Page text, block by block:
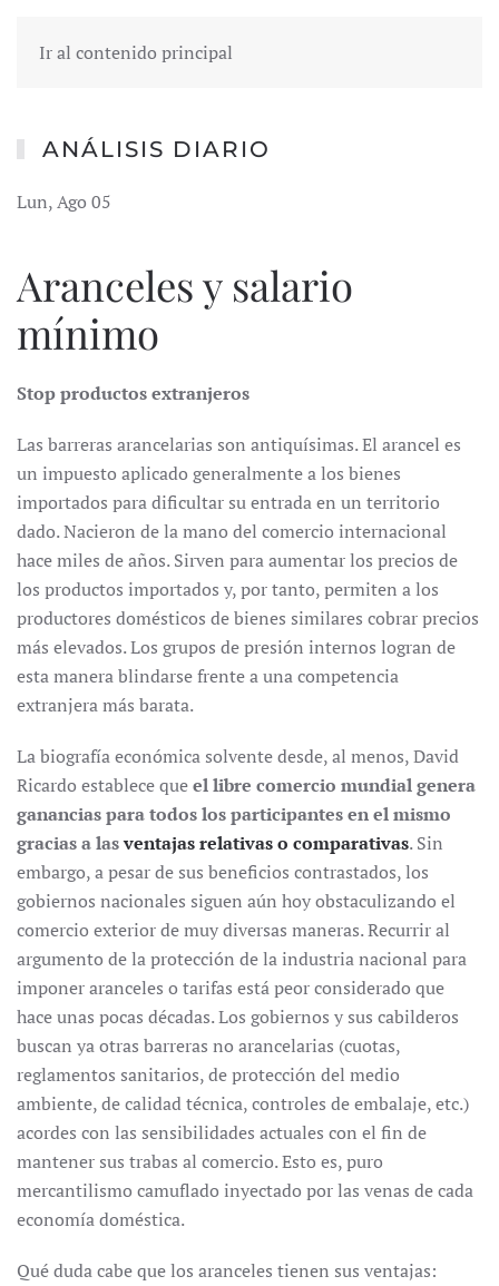
Ir al contenido principal
ANÁLISIS DIARIO
Lun, Ago 05
Aranceles y salario
mínimo
Stop productos extranjeros
Las barreras arancelarias son antiquísimas. El arancel es
un impuesto aplicado generalmente a los bienes
importados para dificultar su entrada en un territorio
dado. Nacieron de la mano del comercio internacional
hace miles de años. Sirven para aumentar los precios de
los productos importados y, por tanto, permiten a los
productores domésticos de bienes similares cobrar precios
más elevados. Los grupos de presión internos logran de
esta manera blindarse frente a una competencia
extranjera más barata.
La biografía económica solvente desde, al menos, David
Ricardo establece queel libre comercio mundial genera
ganancias para todos los participantes en el mismo
gracias a lasventajas relativas o comparativas. Sin
embargo, a pesar de sus beneficios contrastados, los
gobiernos nacionales siguen aún hoy obstaculizando el
comercio exterior de muy diversas maneras. Recurrir al
argumento de la protección de la industria nacional para
imponer aranceles o tarifas está peor considerado que
hace unas pocas décadas. Los gobiernos y sus cabilderos
buscan ya otras barreras no arancelarias (cuotas,
reglamentos sanitarios, de protección del medio
ambiente, de calidad técnica, controles de embalaje, etc.)
acordes con las sensibilidades actuales con el fin de
mantener sus trabas al comercio. Esto es, puro
mercantilismo camuflado inyectado por las venas de cada
economía doméstica.
Qué duda cabe que los aranceles tienen sus ventajas: